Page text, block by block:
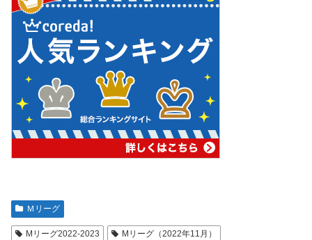
Ｍリーグ
Mリーグ2022-2023 Mリーグ（2022年11月）